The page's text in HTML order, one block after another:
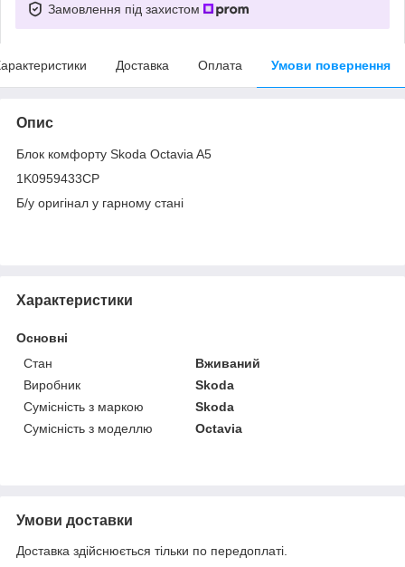
Замовлення під захистом
Доставка Оплата Умови повернення
Опис
Блок комфорту Skoda Octavia A5
1K0959433CP
Б/у оригінал у гарному стані
Характеристики
Основні
Стан
Вживаний
Виробник
Skoda
Сумісність з маркою
Skoda
Сумісність з моделлю
Octavia
Умови доставки
Доставка здійснюється тільки по передоплаті.